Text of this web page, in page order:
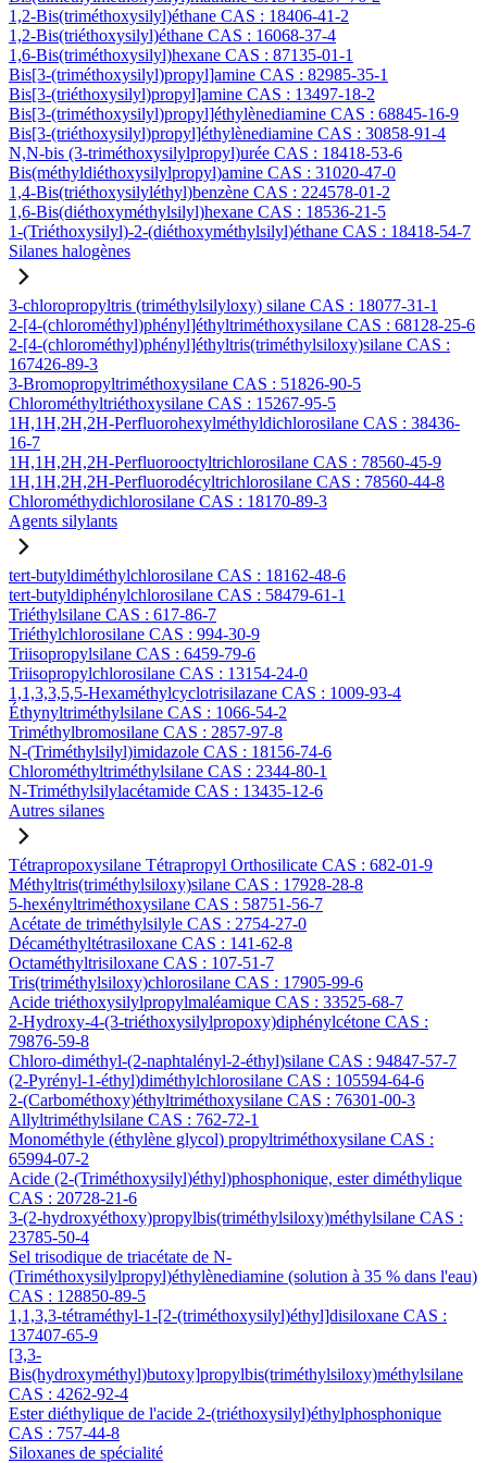
1,2-Bis(triméthoxysilyl)éthane CAS : 18406-41-2
1,2-Bis(triéthoxysilyl)éthane CAS : 16068-37-4
1,6-Bis(triméthoxysilyl)hexane CAS : 87135-01-1
Bis[3-(triméthoxysilyl)propyl]amine CAS : 82985-35-1
Bis[3-(triéthoxysilyl)propyl]amine CAS : 13497-18-2
Bis[3-(triméthoxysilyl)propyl]éthylènediamine CAS : 68845-16-9
Bis[3-(triéthoxysilyl)propyl]éthylènediamine CAS : 30858-91-4
N,N-bis (3-triméthoxysilylpropyl)urée CAS : 18418-53-6
Bis(méthyldiéthoxysilylpropyl)amine CAS : 31020-47-0
1,4-Bis(triéthoxysilyléthyl)benzène CAS : 224578-01-2
1,6-Bis(diéthoxyméthylsilyl)hexane CAS : 18536-21-5
1-(Triéthoxysilyl)-2-(diéthoxyméthylsilyl)éthane CAS : 18418-54-7
Silanes halogènes
3-chloropropyltris (triméthylsilyloxy) silane CAS : 18077-31-1
2-[4-(chlorométhyl)phényl]éthyltriméthoxysilane CAS : 68128-25-6
2-[4-(chlorométhyl)phényl]éthyltris(triméthylsiloxy)silane CAS :
167426-89-3
3-Bromopropyltriméthoxysilane CAS : 51826-90-5
Chlorométhyltriéthoxysilane CAS : 15267-95-5
1H,1H,2H,2H-Perfluorohexylméthyldichlorosilane CAS : 38436-
16-7
1H,1H,2H,2H-Perfluorooctyltrichlorosilane CAS : 78560-45-9
1H,1H,2H,2H-Perfluorodécyltrichlorosilane CAS : 78560-44-8
Chlorométhydichlorosilane CAS : 18170-89-3
Agents silylants
tert-butyldiméthylchlorosilane CAS : 18162-48-6
tert-butyldiphénylchlorosilane CAS : 58479-61-1
Triéthylsilane CAS : 617-86-7
Triéthylchlorosilane CAS : 994-30-9
Triisopropylsilane CAS : 6459-79-6
Triisopropylchlorosilane CAS : 13154-24-0
1,1,3,3,5,5-Hexaméthylcyclotrisilazane CAS : 1009-93-4
Éthynyltriméthylsilane CAS : 1066-54-2
Triméthylbromosilane CAS : 2857-97-8
N-(Triméthylsilyl)imidazole CAS : 18156-74-6
Chlorométhyltriméthylsilane CAS : 2344-80-1
N-Triméthylsilylacétamide CAS : 13435-12-6
Autres silanes
Tétrapropoxysilane Tétrapropyl Orthosilicate CAS : 682-01-9
Méthyltris(triméthylsiloxy)silane CAS : 17928-28-8
5-hexényltriméthoxysilane CAS : 58751-56-7
Acétate de triméthylsilyle CAS : 2754-27-0
Décaméthyltétrasiloxane CAS : 141-62-8
Octaméthyltrisiloxane CAS : 107-51-7
Tris(triméthylsiloxy)chlorosilane CAS : 17905-99-6
Acide triéthoxysilylpropylmaléamique CAS : 33525-68-7
2-Hydroxy-4-(3-triéthoxysilylpropoxy)diphénylcétone CAS :
79876-59-8
Chloro-diméthyl-(2-naphtalényl-2-éthyl)silane CAS : 94847-57-7
(2-Pyrényl-1-éthyl)diméthylchlorosilane CAS : 105594-64-6
2-(Carbométhoxy)éthyltriméthoxysilane CAS : 76301-00-3
Allyltriméthylsilane CAS : 762-72-1
Monométhyle (éthylène glycol) propyltriméthoxysilane CAS :
65994-07-2
Acide (2-(Triméthoxysilyl)éthyl)phosphonique, ester diméthylique
CAS : 20728-21-6
3-(2-hydroxyéthoxy)propylbis(triméthylsiloxy)méthylsilane CAS :
23785-50-4
Sel trisodique de triacétate de N-
(Triméthoxysilylpropyl)éthylènediamine (solution à 35 % dans l'eau)
CAS : 128850-89-5
1,1,3,3-tétraméthyl-1-[2-(triméthoxysilyl)éthyl]disiloxane CAS :
137407-65-9
[3,3-
Bis(hydroxyméthyl)butoxy]propylbis(triméthylsiloxy)méthylsilane
CAS : 4262-92-4
Ester diéthylique de l'acide 2-(triéthoxysilyl)éthylphosphonique
CAS : 757-44-8
Siloxanes de spécialité